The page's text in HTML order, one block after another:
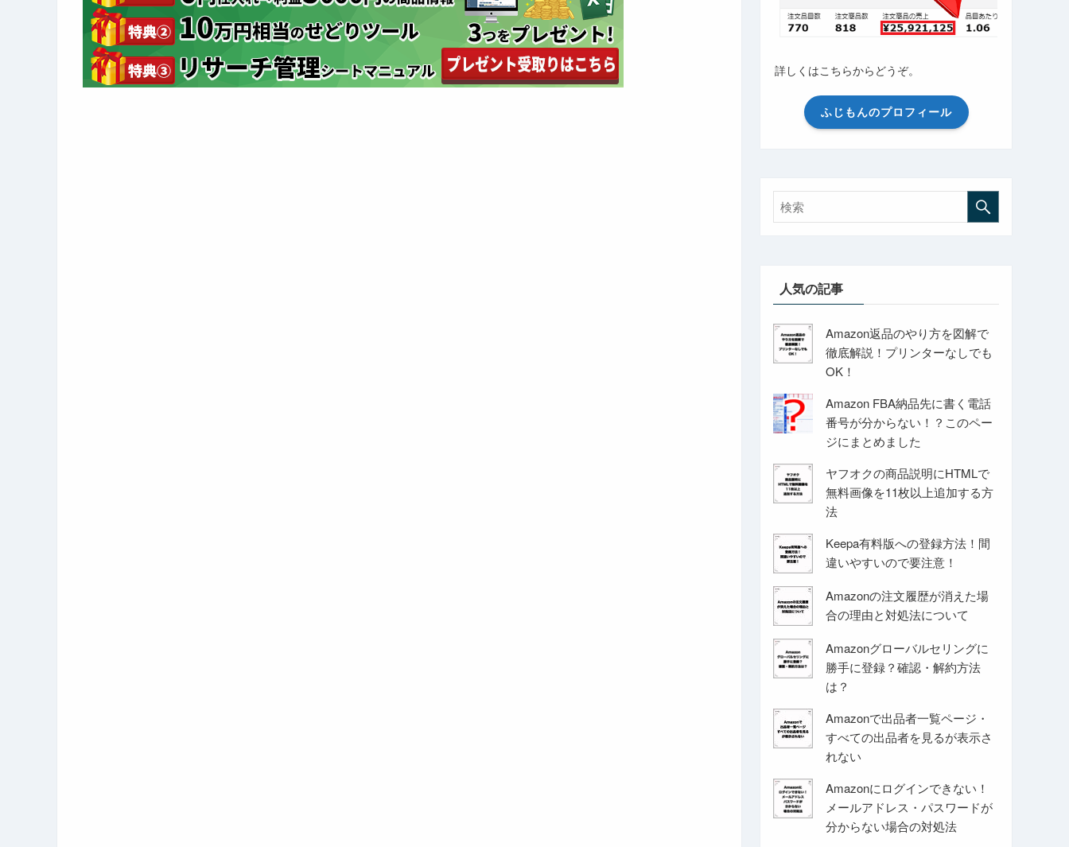
詳しくはこちらからどうぞ。
ふじもんのプロフィール
人気の記事
Amazon返品のやり方を図解で
徹底解説！プリンターなしでも
OK！
Amazon FBA納品先に書く電話
番号が分からない！？このペー
ジにまとめました
ヤフオクの商品説明にHTMLで
無料画像を11枚以上追加する方
法
Keepa有料版への登録方法！間
違いやすいので要注意！
Amazonの注文履歴が消えた場
合の理由と対処法について
Amazonグローバルセリングに
勝手に登録？確認・解約方法
は？
Amazonで出品者一覧ページ・
すべての出品者を見るが表示さ
れない
Amazonにログインできない！
メールアドレス・パスワードが
分からない場合の対処法